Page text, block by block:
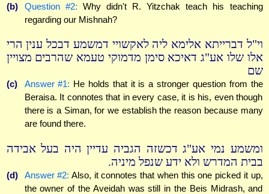
(b) Question #2: Why didn't R. Yitzchak teach his teaching
regarding our Mishnah?
וי"ל דברייתא אלימא ליה לאקשויי דמשמע דבכל ענין הרי
אלו שלו אע"ג דאיכא סימן מדמוקי טעמא שהרבים מצויין
שם
(c) Answer #1: He holds that it is a stronger question from the
Beraisa. It connotes that in every case, it is his, even though
there is a Siman, for we establish the reason because many
are found there.
ומשמע נמי אע"ג דכשזה הגביה עדיין היה בעל אבידה
בבית המדרש ולא ידע שנפל מיניה.
(d) Answer #2: Also, it connotes that when this one picked it up,
the owner of the Aveidah was still in the Beis Midrash, and